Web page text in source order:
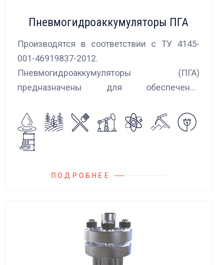
Пневмогидроаккумуляторы ПГА
Производятся в соответствии с ТУ 4145-
001-46919837-2012.
Пневмогидроаккумуляторы (ПГА)
предназначены для обеспечения
колебаний потока жидкости, возникающих в
гидравлических системах.
ПОДРОБНЕЕ